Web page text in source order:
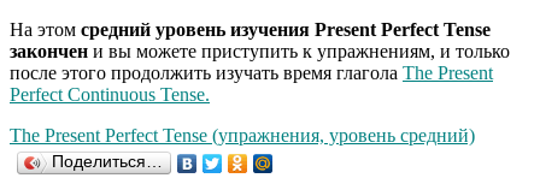
На этом средний уровень изучения Present Perfect Tense
закончен и вы можете приступить к упражнениям, и только
после этого продолжить изучать время глагола The Present
Perfect Continuous Tense.
The Present Perfect Tense (упражнения, уровень средний)
Поделиться…